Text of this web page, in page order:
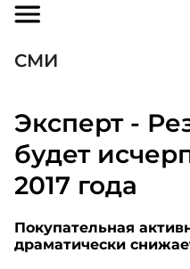
СМИ
Эксперт -
будет
2017 года
Покупательная
драматически